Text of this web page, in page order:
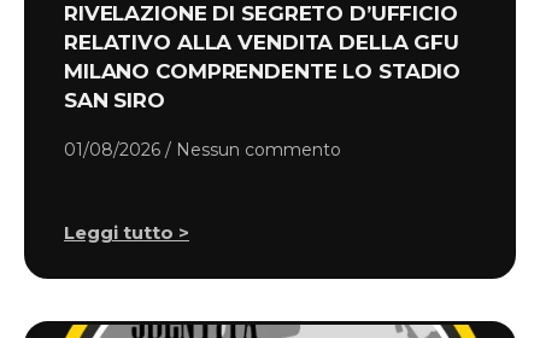
RIVELAZIONE DI SEGRETO D’UFFICIO
RELATIVO ALLA VENDITA DELLA GFU
MILANO COMPRENDENTE LO STADIO
SAN SIRO
01/08/2026 Nessun commento
Leggi tutto >